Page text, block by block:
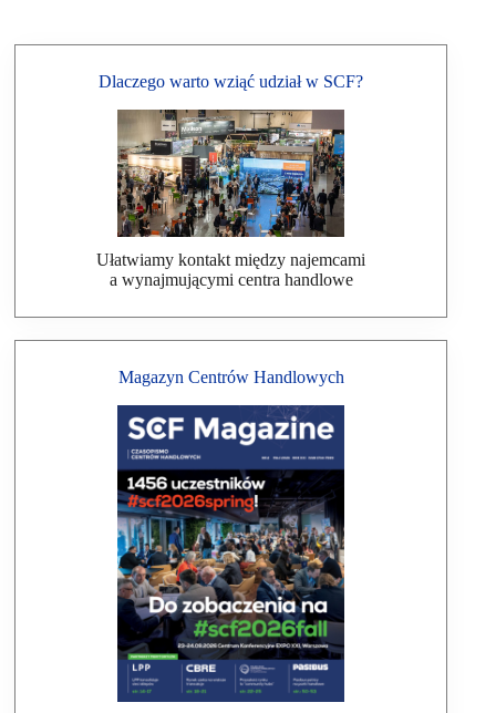
Dlaczego warto wziąć udział w SCF?
Ułatwiamy kontakt między najemcami
a wynajmującymi centra handlowe
Magazyn Centrów Handlowych